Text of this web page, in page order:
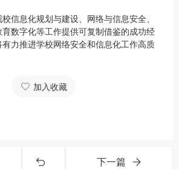
信息化规划与建设、网络与信息安全、
数字化等工作提供可复制借鉴的成功经
力推进学校网络安全和信息化工作高质
加入收藏
下一篇